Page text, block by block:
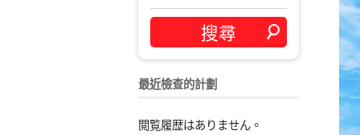
最近檢查的計劃
閲覧履歴はありません。